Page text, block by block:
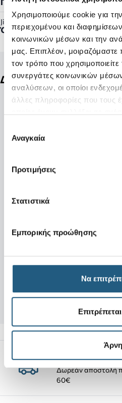
Χρησιμοποιούμε cookie για
περιεχομένου και
κοινωνικών μέσων και την
μας. Επιπλέον,
τον τρόπο που
συνεργάτες κοινωνικών
αναλύσεων, οι οποίοι
άλλες πληροφορίες που τους
συγκατάθεσης
Αναγκαία
Προτιμήσεις
Στατιστικά
Εμπορικής προώθησης
Να
Jibbitz™ Ready:
Όχι
Δείτε ακόμη
Νέο
Αποστολές
Δωρεάν αποστολή
60€